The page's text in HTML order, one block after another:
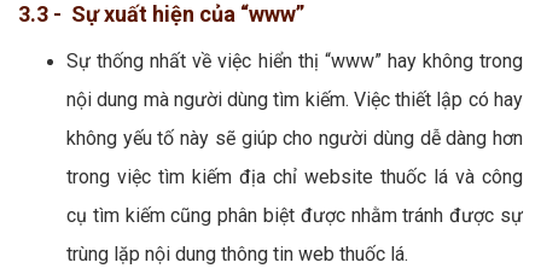
3.3 - Sự xuất hiện của “www”
Sự thống nhất về việc hiển thị “www” hay không trong
nội dung mà người dùng tìm kiếm. Việc thiết lập có hay
không yếu tố này sẽ giúp cho người dùng dễ dàng hơn
trong việc tìm kiếm địa chỉ website thuốc lá và công
cụ tìm kiếm cũng phân biệt được nhằm tránh được sự
trùng lặp nội dung thông tin web thuốc lá.